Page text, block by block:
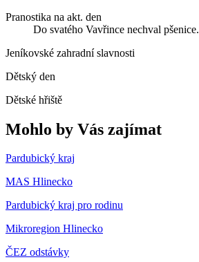
Pranostika na akt. den
Do svatého Vavřince nechval pšenice.
Jeníkovské zahradní slavnosti
Dětský den
Dětské hřiště
Mohlo by Vás zajímat
Pardubický kraj
MAS Hlinecko
Pardubický kraj pro rodinu
Mikroregion Hlinecko
ČEZ odstávky